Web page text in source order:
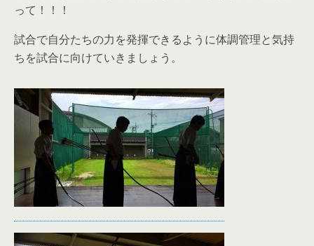
って！！！
試合で自分たちの力を発揮できるように体調管理と気持
ちを試合に向けていきましょう。